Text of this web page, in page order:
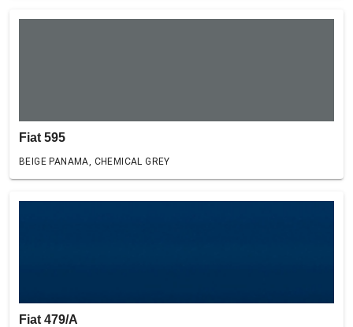
Fiat 595
BEIGE PANAMA, CHEMICAL GREY
Fiat 479/A